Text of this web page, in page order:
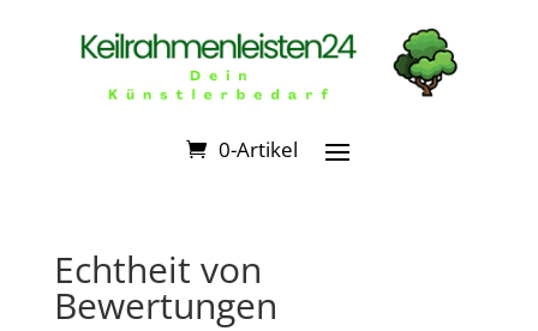
0-Artikel
Echtheit von
Bewertungen